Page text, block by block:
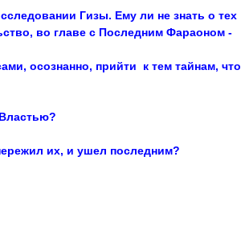
Гизы. Ему ли не знать о тех
во главе с Последним Фараоном -
осознанно, прийти к тем тайнам, что
их, и ушел последним?